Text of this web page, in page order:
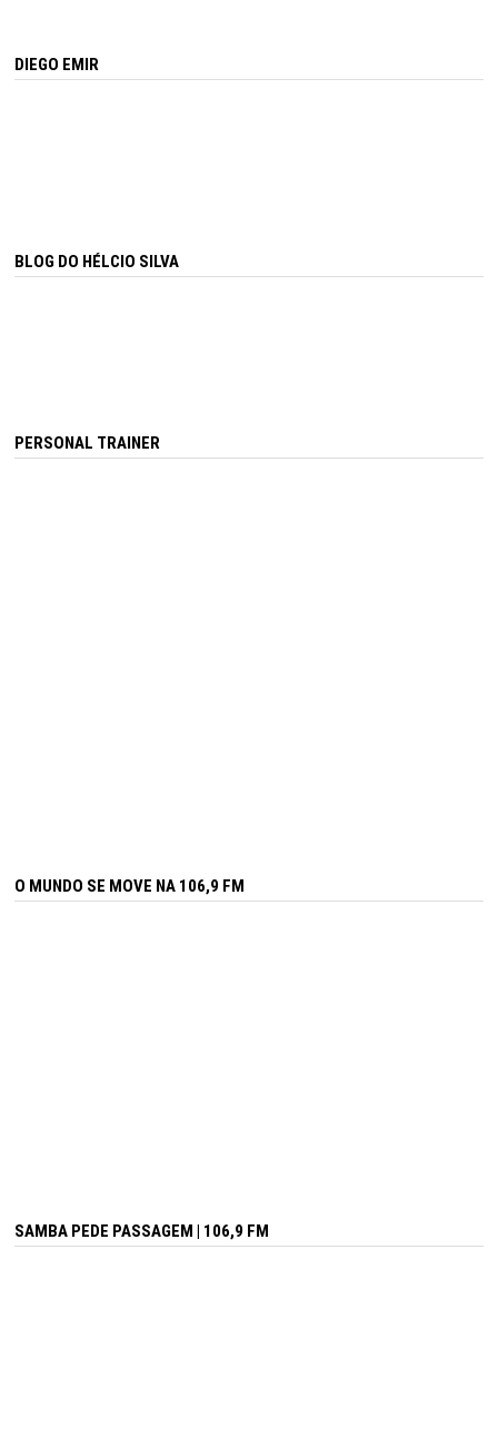
DIEGO EMIR
BLOG DO HÉLCIO SILVA
PERSONAL TRAINER
O MUNDO SE MOVE NA 106,9 FM
SAMBA PEDE PASSAGEM | 106,9 FM